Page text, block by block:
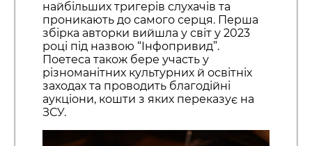
найбільших тригерів слухачів та
проникають до самого серця. Перша
збірка авторки вийшла у світ у 2023
році під назвою “Інфопривид”.
Поетеса також бере участь у
різноманітних культурних й освітніх
заходах та проводить благодійні
аукціони, кошти з яких переказує на
ЗСУ.